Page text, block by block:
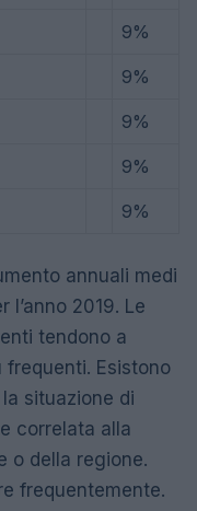
9%
9%
9%
9%
9%
annuali medi
l’anno 2019. Le
tendono a
Esistono
situazione di
correlata alla
o della regione.
frequentemente.